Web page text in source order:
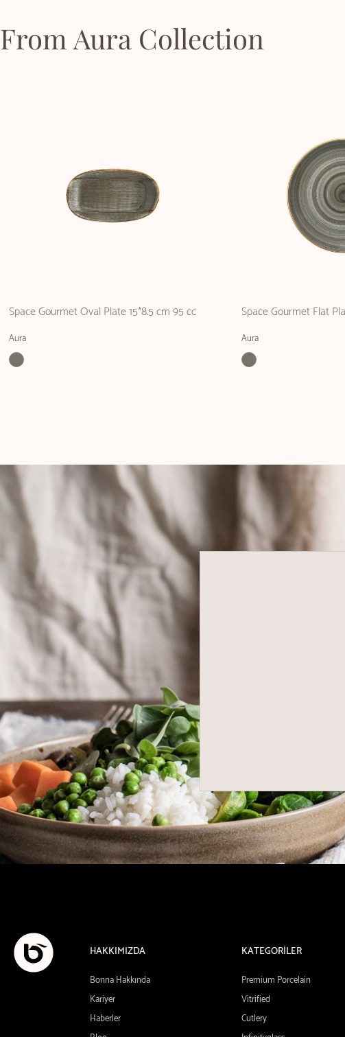
From Aura Collection
Space Gourmet Oval Plate 15*8.5 cm 95 cc
Aura
Space Gourmet Flat
Aura
HAKKIMIZDA
Bonna Hakkında
Kariyer
Haberler
KATEGORİLER
Premium Porcelain
Vitrified
Cutlery